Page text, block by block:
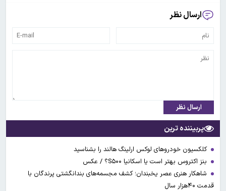
ارسال نظر
ارسال نظر
پربیننده ترین
کلکسیون خودروهای لوکس ارلینگ هالند را بشناسید
بنز اکتروس بهتر است یا اسکانیا S۵۰۰؟ / عکس
شاهکار هنری عصر یخبندان؛ کشف مجسمه‌های بندانگشتی‌ پرندگان با
قدمت ۴۰هزار سال